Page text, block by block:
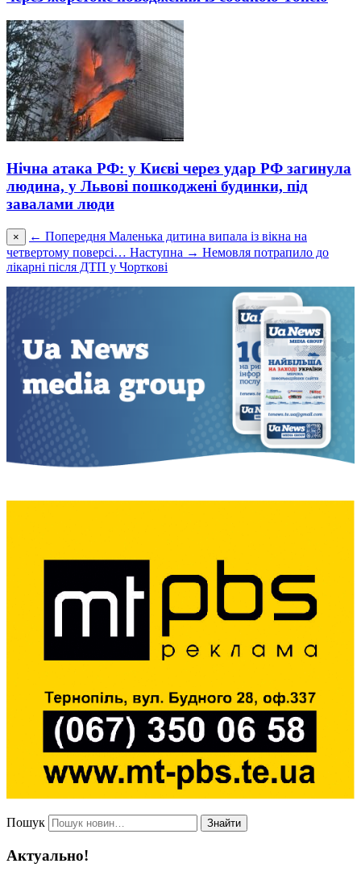
Нічна атака РФ: у Києві через удар РФ загинула
людина, у Львові пошкоджені будинки, під
завалами люди
× ← Попередня Маленька дитина випала із вікна на
четвертому поверсі… Наступна → Немовля потрапило до
лікарні після ДТП у Чорткові
Пошук Знайти
Актуально!